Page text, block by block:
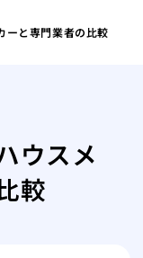
ーと専門業者の比較
ウスメ
較